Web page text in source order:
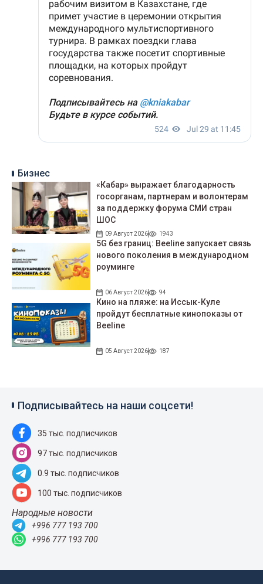
Бизнес
«Кабар» выражает благодарность
госорганам, партнерам и волонтерам
за поддержку форума СМИ стран
ШОС
09 Август 2026 1943
5G без границ: Beeline запускает связь
нового поколения в международном
роуминге
06 Август 2026 94
Кино на пляже: на Иссык-Куле
пройдут беcплатные кинопоказы от
Beeline
05 Август 2026 187
Подписывайтесь на наши соцсети!
35 тыс. подписчиков
97 тыс. подписчиков
0.9 тыс. подписчиков
100 тыс. подписчиков
Народные новости
+996 777 193 700
+996 777 193 700